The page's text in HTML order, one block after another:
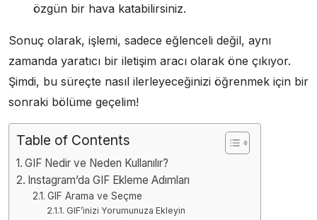
özgün bir hava katabilirsiniz.
Sonuç olarak, işlemi, sadece eğlenceli değil, aynı
zamanda yaratıcı bir iletişim aracı olarak öne çıkıyor.
Şimdi, bu süreçte nasıl ilerleyeceğinizi öğrenmek için bir
sonraki bölüme geçelim!
Table of Contents
GIF Nedir ve Neden Kullanılır?
Instagram’da GIF Ekleme Adımları
GIF Arama ve Seçme
GIF’inizi Yorumunuza Ekleyin